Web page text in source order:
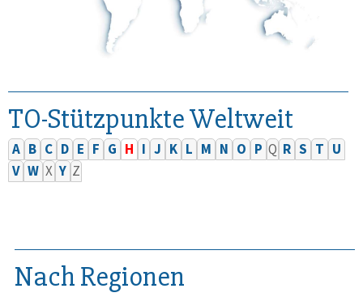
TO-Stützpunkte Weltweit
A B C D E F G H I J K L M N O P Q R S T U
V W X Y Z
Nach Regionen